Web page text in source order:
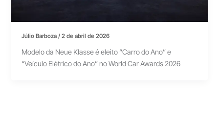
Júlio Barboza/2 de abril de 2026
Modelo da Neue Klasse é eleito “Carro do Ano” e
“Veículo Elétrico do Ano” no World Car Awards 2026